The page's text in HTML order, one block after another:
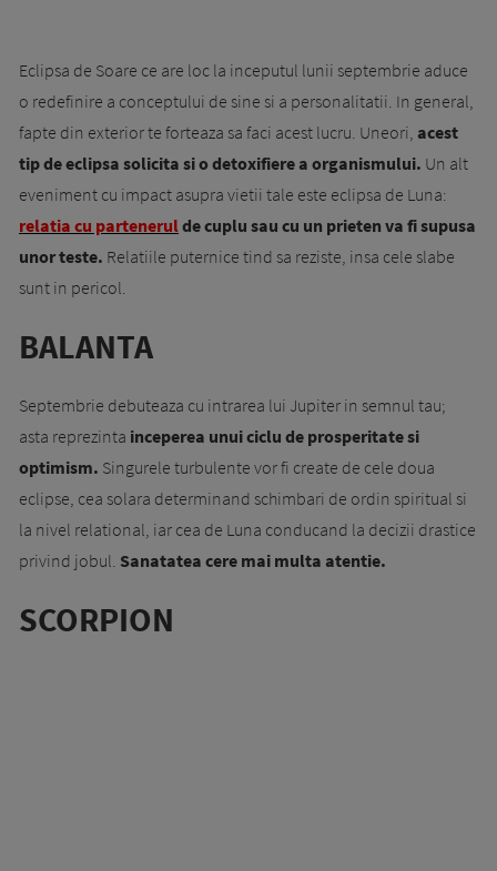
Eclipsa de Soare ce are loc la inceputul lunii septembrie aduce
o redefinire a conceptului de sine si a personalitatii. In general,
fapte din exterior te forteaza sa faci acest lucru. Uneori, acest
tip de eclipsa solicita si o detoxifiere a organismului. Un alt
eveniment cu impact asupra vietii tale este eclipsa de Luna:
relatia cu partenerulde cuplu sau cu un prieten va fi supusa
unor teste. Relatiile puternice tind sa reziste, insa cele slabe
sunt in pericol.
BALANTA
Septembrie debuteaza cu intrarea lui Jupiter in semnul tau;
asta reprezinta inceperea unui ciclu de prosperitate si
optimism. Singurele turbulente vor fi create de cele doua
eclipse, cea solara determinand schimbari de ordin spiritual si
la nivel relational, iar cea de Luna conducand la decizii drastice
privind jobul. Sanatatea cere mai multa atentie.
SCORPION